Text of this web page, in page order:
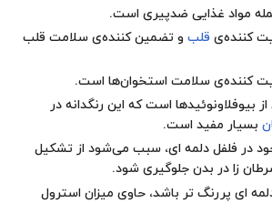
مواد غذایی ضدپیری است.
کننده‌ی قلب و تضمین کننده‌ی سلامت قلب
کننده‌ی سلامت استخوان‌ها است.
بیوفلاونوئیدها است که این رنگدانه در
بسیار مفید است.
در فلفل دلمه ای، سبب می‌شود از تشکیل
زا در بدن جلوگیری شود.
ای پررنگ تر باشد، حاوی میزان استرول